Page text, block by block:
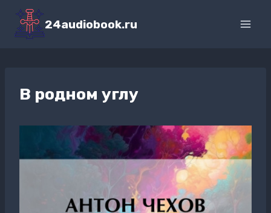
Перейти
содержимому
24audiobook.ru
В родном углу